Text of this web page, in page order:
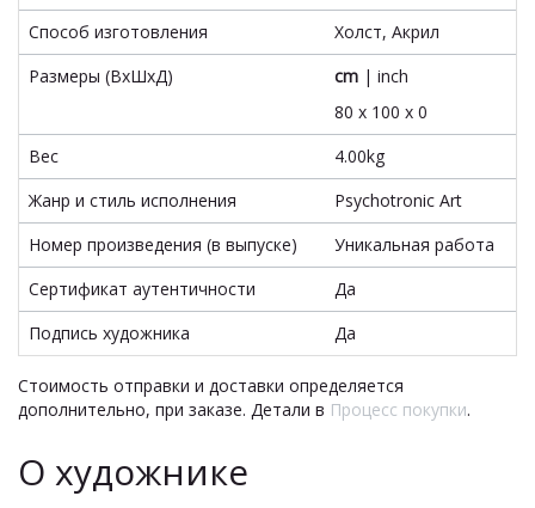
Способ изготовления
Холст, Акрил
Размеры (ВxШxД)
cm | inch
80 x 100 x 0
Вес
4.00kg
Жанр и стиль исполнения
Psychotronic Art
Номер произведения (в выпуске)
Уникальная работа
Сертификат аутентичности
Да
Подпись художника
Да
Стоимость отправки и доставки определяется
дополнительно, при заказе. Детали в Процесс покупки.
О художнике